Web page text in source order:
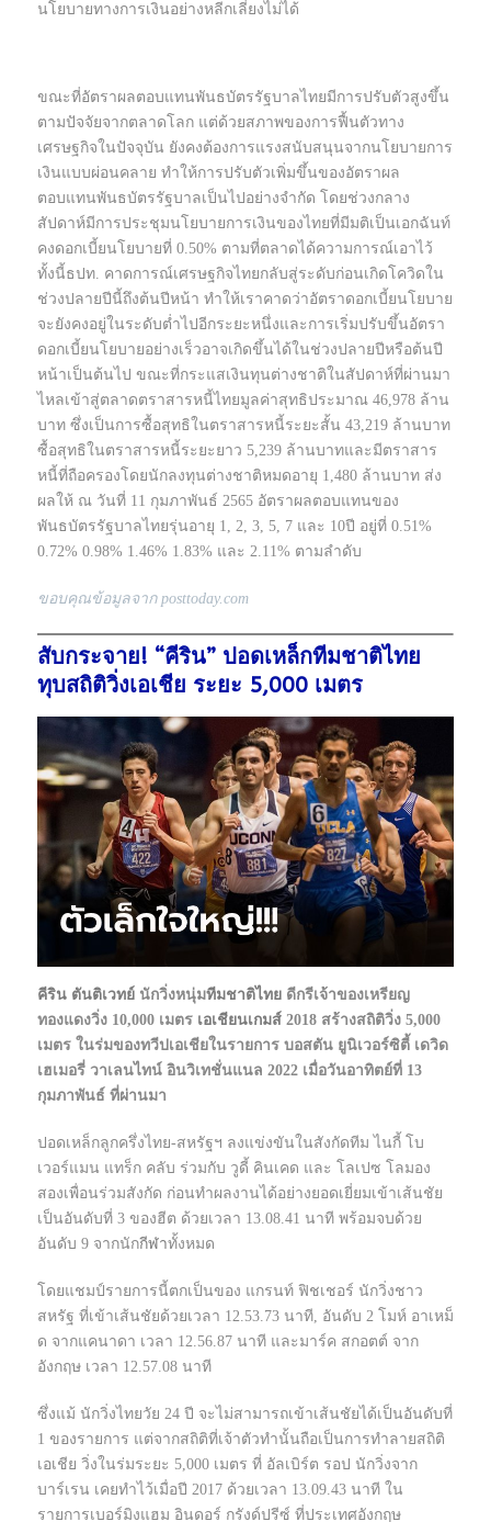
นโยบายทางการเงินอย่างหลีกเลี่ยงไม่ได้
ขณะที่อัตราผลตอบแทนพันธบัตรรัฐบาลไทยมีการปรับตัวสูงขึ้น
ตามปัจจัยจากตลาดโลก แต่ด้วยสภาพของการฟื้นตัวทาง
เศรษฐกิจในปัจจุบัน ยังคงต้องการแรงสนับสนุนจากนโยบายการ
เงินแบบผ่อนคลาย ทำให้การปรับตัวเพิ่มขึ้นของอัตราผล
ตอบแทนพันธบัตรรัฐบาลเป็นไปอย่างจำกัด โดยช่วงกลาง
สัปดาห์มีการประชุมนโยบายการเงินของไทยที่มีมติเป็นเอกฉันท์
คงดอกเบี้ยนโยบายที่ 0.50% ตามที่ตลาดได้ความการณ์เอาไว้
ทั้งนี้ธปท. คาดการณ์เศรษฐกิจไทยกลับสู่ระดับก่อนเกิดโควิดใน
ช่วงปลายปีนี้ถึงต้นปีหน้า ทำให้เราคาดว่าอัตราดอกเบี้ยนโยบาย
จะยังคงอยู่ในระดับต่ำไปอีกระยะหนึ่งและการเริ่มปรับขึ้นอัตรา
ดอกเบี้ยนโยบายอย่างเร็วอาจเกิดขึ้นได้ในช่วงปลายปีหรือต้นปี
หน้าเป็นต้นไป ขณะที่กระแสเงินทุนต่างชาติในสัปดาห์ที่ผ่านมา
ไหลเข้าสู่ตลาดตราสารหนี้ไทยมูลค่าสุทธิประมาณ 46,978 ล้าน
บาท ซึ่งเป็นการซื้อสุทธิในตราสารหนี้ระยะสั้น 43,219 ล้านบาท
ซื้อสุทธิในตราสารหนี้ระยะยาว 5,239 ล้านบาทและมีตราสาร
หนี้ที่ถือครองโดยนักลงทุนต่างชาติหมดอายุ 1,480 ล้านบาท ส่ง
ผลให้ ณ วันที่ 11 กุมภาพันธ์ 2565 อัตราผลตอบแทนของ
พันธบัตรรัฐบาลไทยรุ่นอายุ 1, 2, 3, 5, 7 และ 10ปี อยู่ที่ 0.51%
0.72% 0.98% 1.46% 1.83% และ 2.11% ตามลำดับ
ขอบคุณข้อมูลจาก posttoday.com
สับกระจาย! “คีริน” ปอดเหล็กทีมชาติไทย
ทุบสถิติวิ่งเอเชีย ระยะ 5,000 เมตร
คีริน ตันติเวทย์ นักวิ่งหนุ่มทีมชาติไทย ดีกรีเจ้าของเหรียญ
ทองแดงวิ่ง 10,000 เมตร เอเชียนเกมส์ 2018 สร้างสถิติวิ่ง 5,000
เมตร ในร่มของทวีปเอเชียในรายการ บอสตัน ยูนิเวอร์ซิตี้ เดวิด
เฮเมอรี่ วาเลนไทน์ อินวิเทชั่นแนล 2022 เมื่อวันอาทิตย์ที่ 13
กุมภาพันธ์ ที่ผ่านมา
ปอดเหล็กลูกครึ่งไทย-สหรัฐฯ ลงแข่งขันในสังกัดทีม ไนกี้ โบ
เวอร์แมน แทร็ก คลับ ร่วมกับ วูดี้ คินเคด และ โลเปซ โลมอง
สองเพื่อนร่วมสังกัด ก่อนทำผลงานได้อย่างยอดเยี่ยมเข้าเส้นชัย
เป็นอันดับที่ 3 ของฮีต ด้วยเวลา 13.08.41 นาที พร้อมจบด้วย
อันดับ 9 จากนักกีฬาทั้งหมด
โดยแชมป์รายการนี้ตกเป็นของ แกรนท์ ฟิชเชอร์ นักวิ่งชาว
สหรัฐ ที่เข้าเส้นชัยด้วยเวลา 12.53.73 นาที, อันดับ 2 โมห์ อาเหม็
ด จากแคนาดา เวลา 12.56.87 นาที และมาร์ค สกอตต์ จาก
อังกฤษ เวลา 12.57.08 นาที
ซึ่งแม้ นักวิ่งไทยวัย 24 ปี จะไม่สามารถเข้าเส้นชัยได้เป็นอันดับที่
1 ของรายการ แต่จากสถิติที่เจ้าตัวทำนั้นถือเป็นการทำลายสถิติ
เอเชีย วิ่งในร่มระยะ 5,000 เมตร ที่ อัลเบิร์ต รอป นักวิ่งจาก
บาร์เรน เคยทำไว้เมื่อปี 2017 ด้วยเวลา 13.09.43 นาที ใน
รายการเบอร์มิงแฮม อินดอร์ กรังด์ปรีซ์ ที่ประเทศอังกฤษ